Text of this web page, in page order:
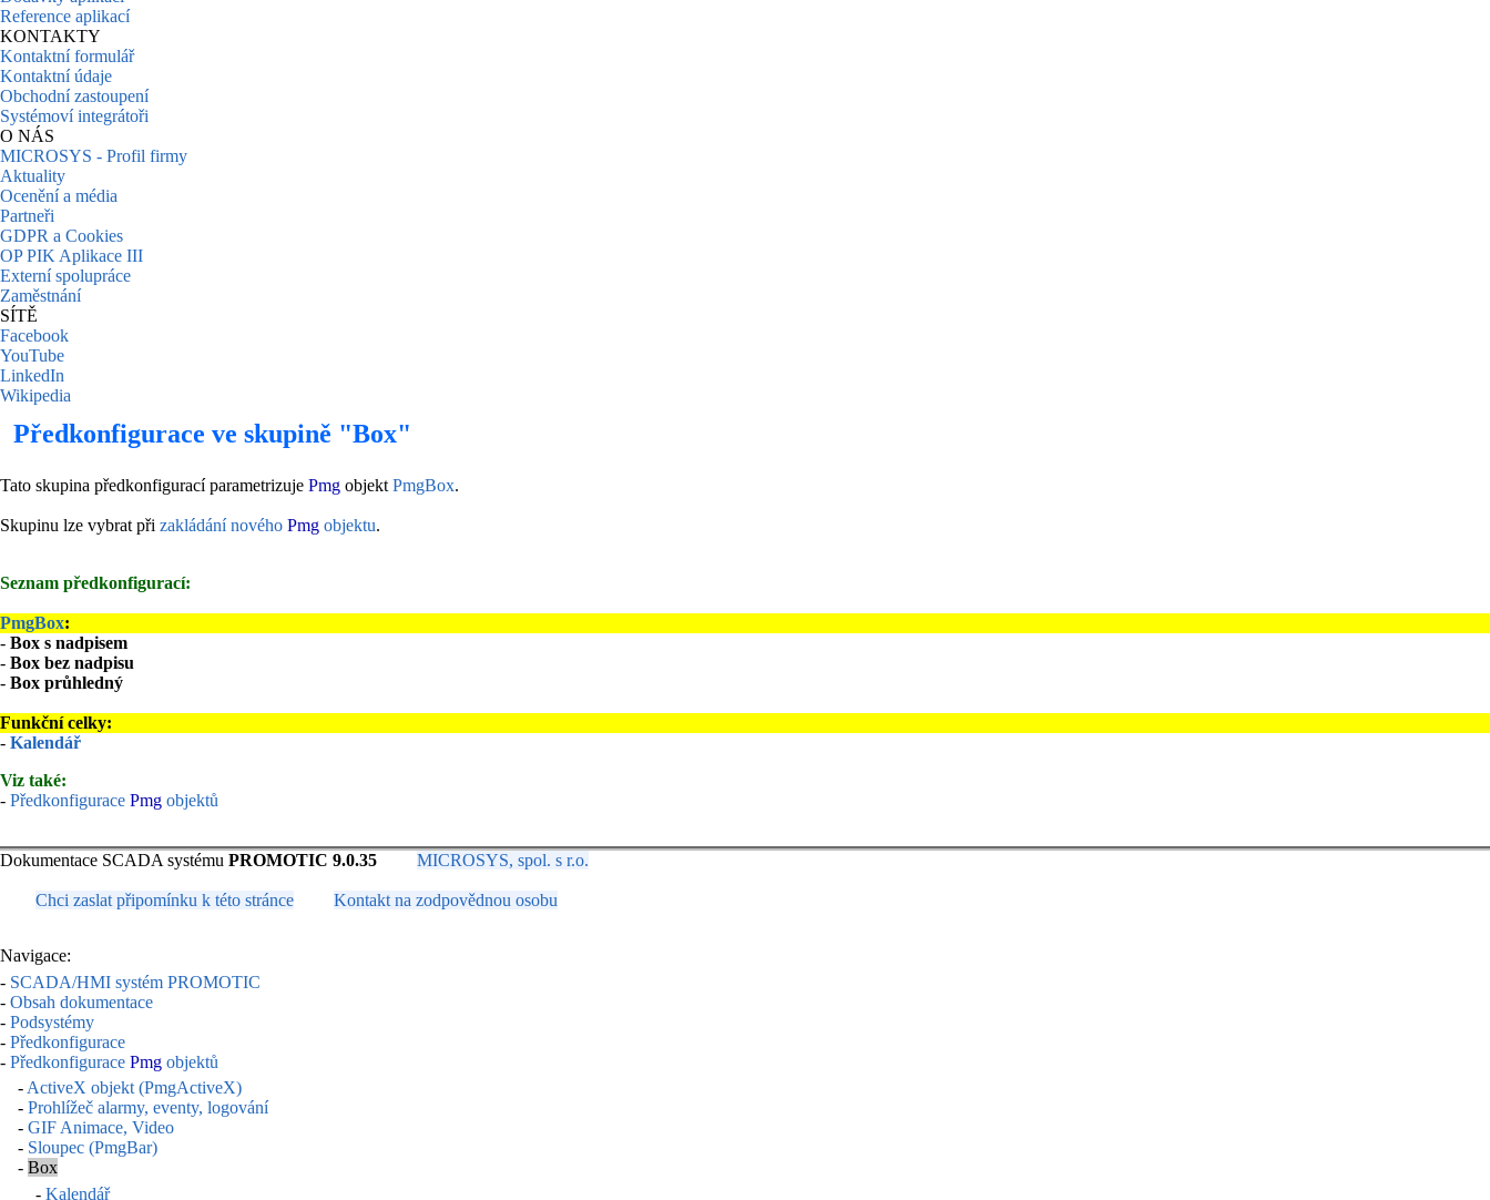
Reference aplikací
KONTAKTY
Kontaktní formulář
Kontaktní údaje
Obchodní zastoupení
Systémoví integrátoři
O NÁS
MICROSYS - Profil firmy
Aktuality
Ocenění a média
Partneři
GDPR a Cookies
OP PIK Aplikace III
Externí spolupráce
Zaměstnání
SÍTĚ
Facebook
YouTube
LinkedIn
Wikipedia
Předkonfigurace ve skupině "Box"
Tato skupina předkonfigurací parametrizuje Pmg objekt PmgBox.
Skupinu lze vybrat při zakládání nového Pmg objektu.
Seznam předkonfigurací:
PmgBox:
- Box s nadpisem
- Box bez nadpisu
- Box průhledný
Funkční celky:
- Kalendář
Viz také:
- Předkonfigurace Pmg objektů
Dokumentace SCADA systému PROMOTIC 9.0.35 MICROSYS, spol. s r.o.
Chci zaslat připomínku k této stránce Kontakt na zodpovědnou osobu
Navigace:
- SCADA/HMI systém PROMOTIC
- Obsah dokumentace
- Podsystémy
- Předkonfigurace
- Předkonfigurace Pmg objektů
- ActiveX objekt (PmgActiveX)
- Prohlížeč alarmy, eventy, logování
- GIF Animace, Video
- Sloupec (PmgBar)
- Box
- Kalendář